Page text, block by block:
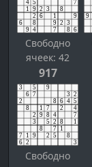
Свободно
ячеек: 42
917
Свободно